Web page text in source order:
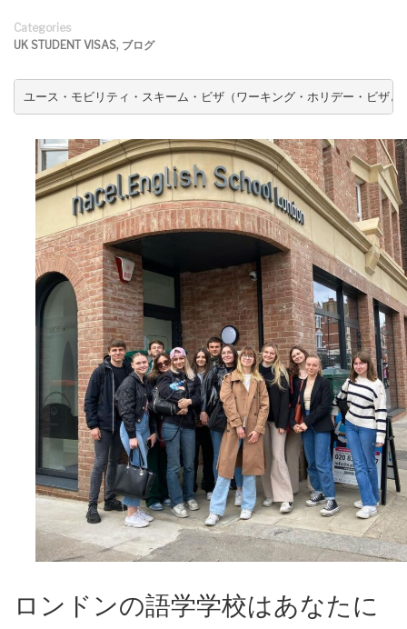
Categories
UK STUDENT VISAS, ブログ
ユース・モビリティ・スキーム・ビザ（ワーキング・ホリデー・ビザ
ロンドンの語学学校はあなたに